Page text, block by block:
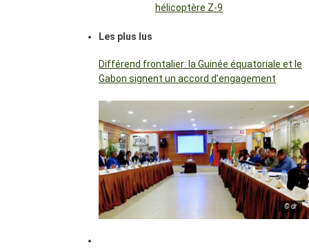
hélicoptère Z-9
Les plus lus
Différend frontalier: la Guinée équatoriale et le
Gabon signent un accord d’engagement
© dr